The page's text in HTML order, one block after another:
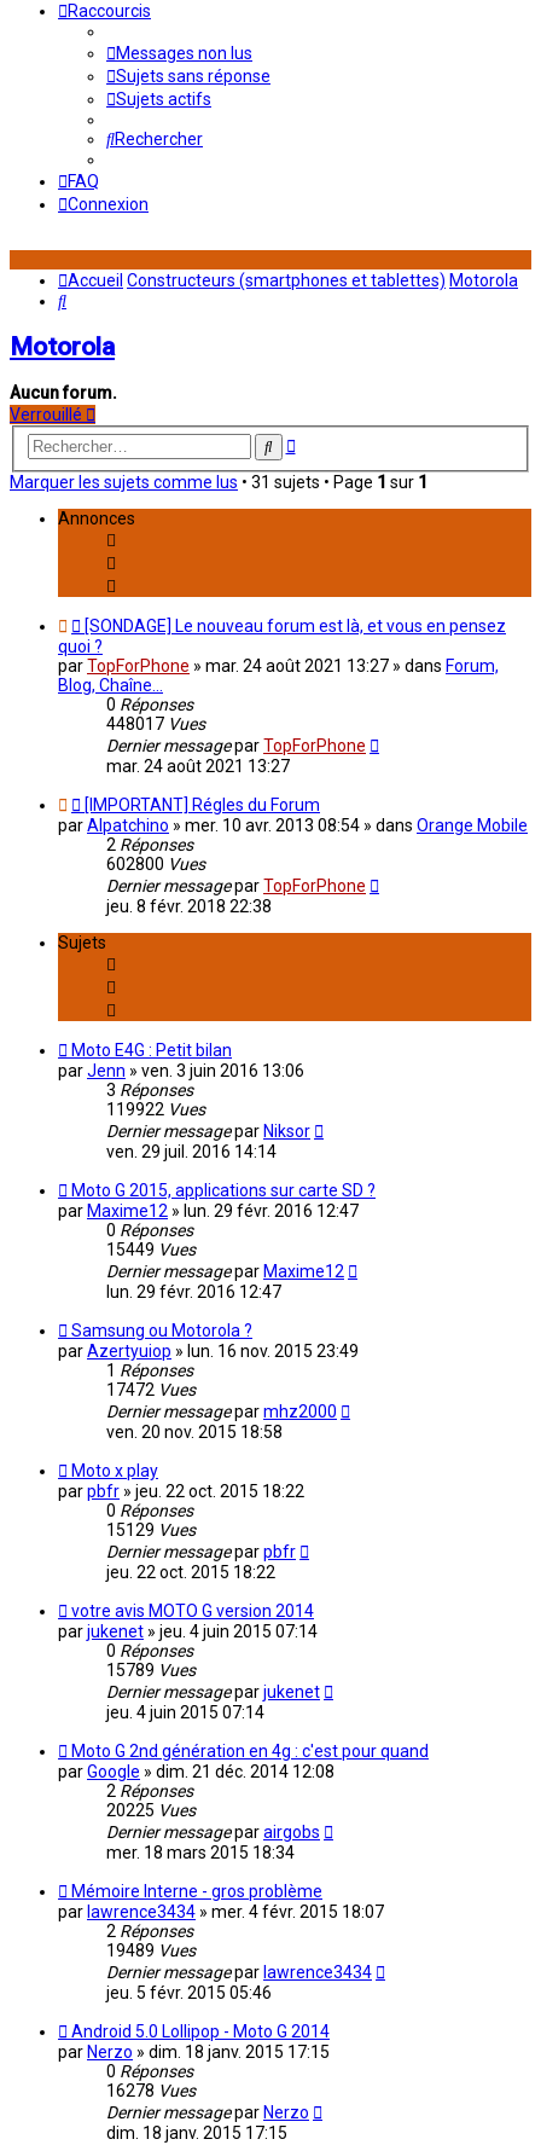
Raccourcis
Messages non lus
Sujets sans réponse
Sujets actifs
Rechercher
FAQ
Connexion
Accueil Constructeurs (smartphones et tablettes) Motorola
Rechercher
Motorola
Aucun forum.
Verrouillé
Rechercher
Recherche
Marquer les sujets comme lus • 31 sujets • Page 1 sur 1
Annonces
[SONDAGE] Le nouveau forum est là, et vous en pensez
quoi ?
parTopForPhone » mar. 24 août 2021 13:27 » dans Forum,
Blog, Chaîne...
0 Réponses
448017 Vues
Dernier messageparTopForPhone
mar. 24 août 2021 13:27
[IMPORTANT] Régles du Forum
parAlpatchino » mer. 10 avr. 2013 08:54 » dans Orange Mobile
2 Réponses
602800 Vues
Dernier messageparTopForPhone
jeu. 8 févr. 2018 22:38
Sujets
Moto E4G : Petit bilan
parJenn » ven. 3 juin 2016 13:06
3 Réponses
119922 Vues
Dernier messagepar Niksor
ven. 29 juil. 2016 14:14
Moto G 2015, applications sur carte SD ?
par Maxime12 » lun. 29 févr. 2016 12:47
0 Réponses
15449 Vues
Dernier messagepar Maxime12
lun. 29 févr. 2016 12:47
Samsung ou Motorola ?
parAzertyuiop » lun. 16 nov. 2015 23:49
1 Réponses
17472 Vues
Dernier messageparmhz2000
ven. 20 nov. 2015 18:58
Moto x play
parpbfr » jeu. 22 oct. 2015 18:22
0 Réponses
15129 Vues
Dernier messageparpbfr
jeu. 22 oct. 2015 18:22
votre avis MOTO G version 2014
parjukenet » jeu. 4 juin 2015 07:14
0 Réponses
15789 Vues
Dernier messageparjukenet
jeu. 4 juin 2015 07:14
Moto G 2nd génération en 4g : c'est pour quand
parGoogle » dim. 21 déc. 2014 12:08
2 Réponses
20225 Vues
Dernier messageparairgobs
mer. 18 mars 2015 18:34
Mémoire Interne - gros problème
par lawrence3434 » mer. 4 févr. 2015 18:07
2 Réponses
19489 Vues
Dernier messagepar lawrence3434
jeu. 5 févr. 2015 05:46
Android 5.0 Lollipop - Moto G 2014
par Nerzo » dim. 18 janv. 2015 17:15
0 Réponses
16278 Vues
Dernier messagepar Nerzo
dim. 18 janv. 2015 17:15